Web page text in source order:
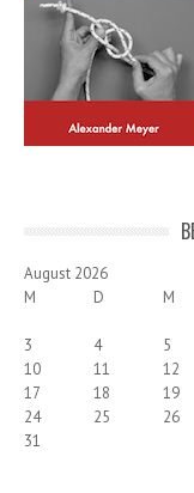
August 2026
M
D M
3
4 5
10
11 12
17
18 19
24
25 26
31